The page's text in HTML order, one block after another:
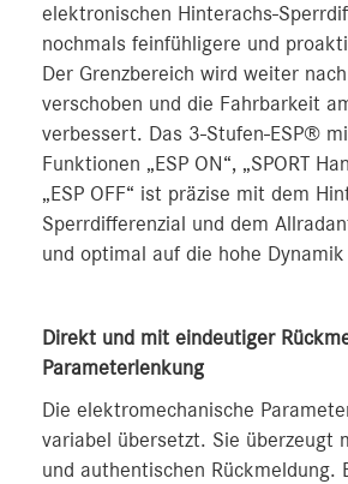
elektronischen Hinterachs-
nochmals feinfühligere und
Der Grenzbereich wird weiter
verschoben und die Fahrbarkeit
verbessert. Das 3-Stufen-ESP®
Funktionen „ESP ON“, „SPORT
„ESP OFF“ ist präzise mit dem
Sperrdifferenzial und dem
und optimal auf die hohe
Direkt und mit eindeutiger
Parameterlenkung
Die elektromechanische
variabel übersetzt. Sie überzeugt
und authentischen Rückmeldung.